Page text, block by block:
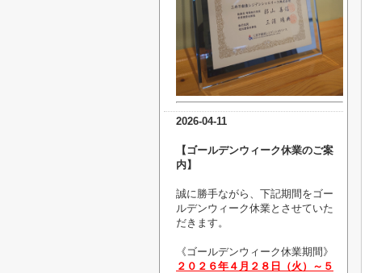
2026-04-11
【ゴールデンウィーク休業のご案
内】
誠に勝手ながら、下記期間をゴー
ルデンウィーク休業とさせていた
だきます。
《 ゴールデンウィーク休業期間》
２０２６年４月２８日（火）～５